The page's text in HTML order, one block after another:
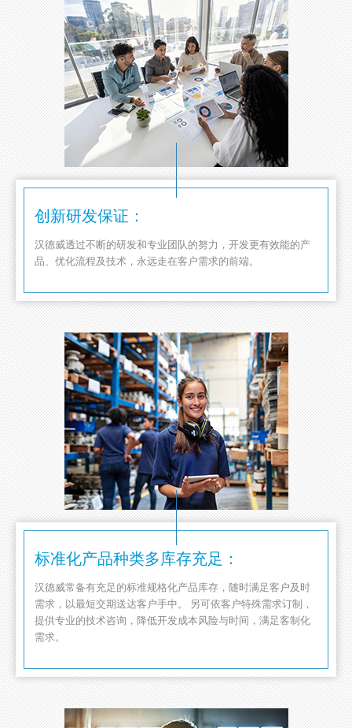
创新研发保证：
汉德威透过不断的研发和专业团队的努力，开发更有效能的产
品、优化流程及技术，永远走在客户需求的前端。
标准化产品种类多库存充足：
汉德威常备有充足的标准规格化产品库存，随时满足客户及时
需求，以最短交期送达客户手中。 另可依客户特殊需求订制，
提供专业的技术咨询，降低开发成本风险与时间，满足客制化
需求。